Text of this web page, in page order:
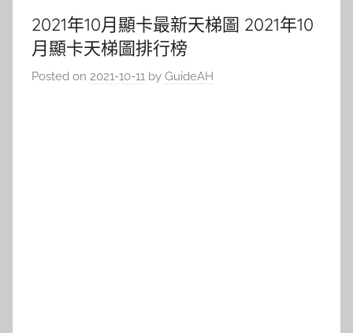
2021年10月顯卡最新天梯圖 2021年10
月顯卡天梯圖排行榜
Posted on 2021-10-11 by GuideAH